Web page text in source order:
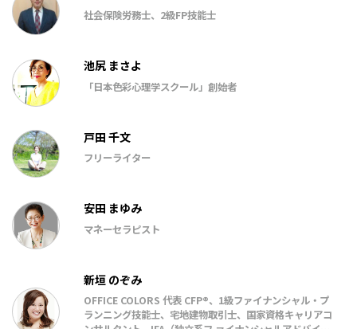
社会保険労務士、2級FP技能士
池尻 まさよ
「日本色彩心理学スクール」創始者
戸田 千文
フリーライター
安田 まゆみ
マネーセラピスト
新垣 のぞみ
OFFICE COLORS 代表 CFP®、1級ファイナンシャル・プ
ランニング技能⼠、宅地建物取引⼠、国家資格キャリアコ